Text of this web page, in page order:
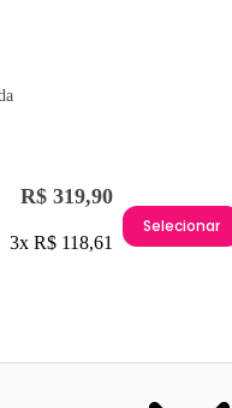
R$ 319,90
3x R$ 118,61
Selecionar